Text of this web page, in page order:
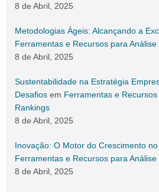
8 de Abril, 2025
Metodologias Ágeis: Alcançando a
Ferramentas e Recursos para
8 de Abril, 2025
Sustentabilidade na Estratégia
Desafios em Ferramentas e
Rankings
8 de Abril, 2025
Inovação: O Motor do Crescimento
Ferramentas e Recursos para
8 de Abril, 2025